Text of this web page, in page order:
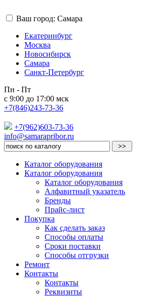
Ваш город: Самара
Екатеринбург
Москва
Новосибирск
Самара
Санкт-Петербург
Пн - Пт
с 9:00 до 17:00 мск
+7(846)243-73-36
+7(962)603-73-36
info@samarapribor.ru
Каталог оборудования
Каталог оборудования
Каталог оборудования
Алфавитный указатель
Бренды
Прайс-лист
Покупка
Как сделать заказ
Способы оплаты
Сроки поставки
Способы отгрузки
Ремонт
Контакты
Контакты
Реквизиты